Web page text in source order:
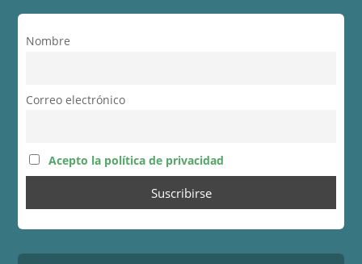
Nombre
Correo electrónico
Acepto la política de privacidad